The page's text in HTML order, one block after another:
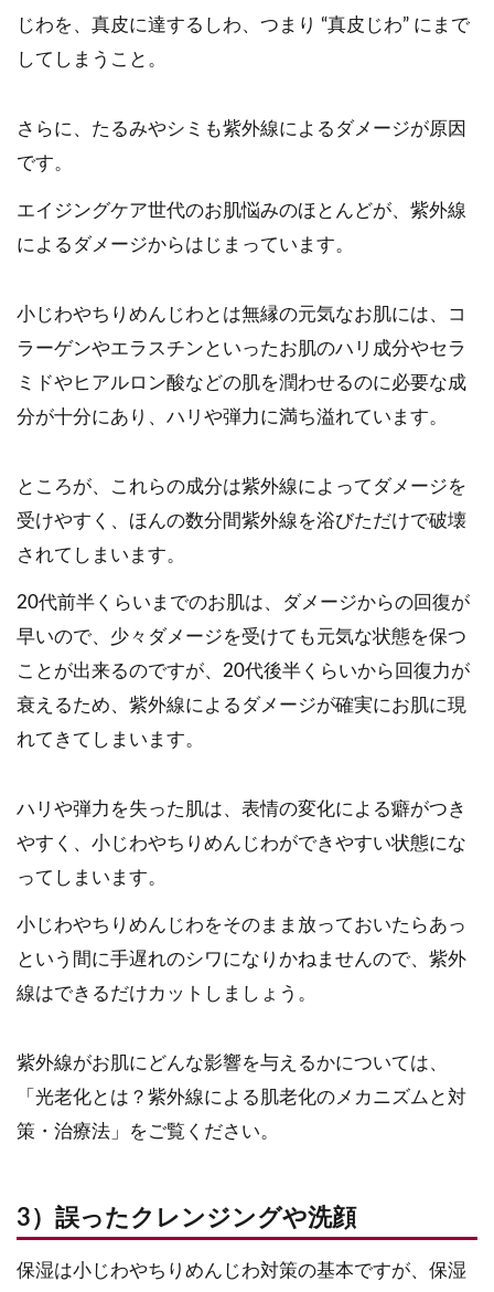
じわを、真皮に達するしわ、つまり “真皮じわ” にまで
してしまうこと。
さらに、たるみやシミも紫外線によるダメージが原因
です。
エイジングケア世代のお肌悩みのほとんどが、紫外線
によるダメージからはじまっています。
小じわやちりめんじわとは無縁の元気なお肌には、コ
ラーゲンやエラスチンといったお肌のハリ成分やセラ
ミドやヒアルロン酸などの肌を潤わせるのに必要な成
分が十分にあり、ハリや弾力に満ち溢れています。
ところが、これらの成分は紫外線によってダメージを
受けやすく、ほんの数分間紫外線を浴びただけで破壊
されてしまいます。
20代前半くらいまでのお肌は、ダメージからの回復が
早いので、少々ダメージを受けても元気な状態を保つ
ことが出来るのですが、20代後半くらいから回復力が
衰えるため、紫外線によるダメージが確実にお肌に現
れてきてしまいます。
ハリや弾力を失った肌は、表情の変化による癖がつき
やすく、小じわやちりめんじわができやすい状態にな
ってしまいます。
小じわやちりめんじわをそのまま放っておいたらあっ
という間に手遅れのシワになりかねませんので、紫外
線はできるだけカットしましょう。
紫外線がお肌にどんな影響を与えるかについては、
「光老化とは？紫外線による肌老化のメカニズムと対
策・治療法」をご覧ください。
3）誤ったクレンジングや洗顔
保湿は小じわやちりめんじわ対策の基本ですが、保湿